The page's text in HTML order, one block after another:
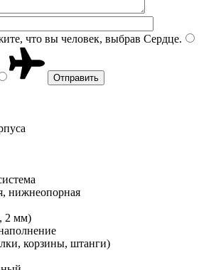
что вы человек, выбрав Сердце.
нижнеопорная
2 мм)
корзины, штанги)